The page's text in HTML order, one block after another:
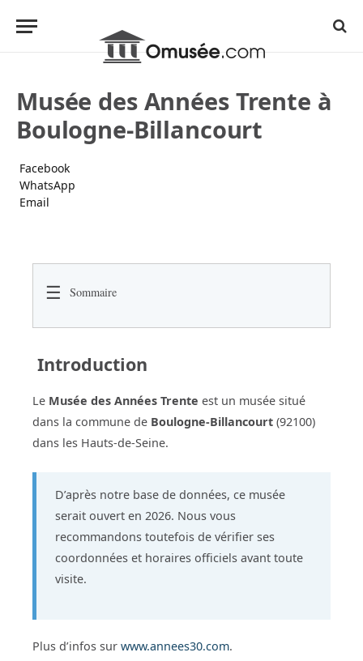
Musée des Années Trente à
Boulogne-Billancourt
Facebook
WhatsApp
Email
☰ Sommaire
Introduction
Le Musée des Années Trente est un musée situé
dans la commune de Boulogne-Billancourt (92100)
dans les Hauts-de-Seine.
D’après notre base de données, ce musée
serait ouvert en 2026. Nous vous
recommandons toutefois de vérifier ses
coordonnées et horaires officiels avant toute
visite.
Plus d’infos sur www.annees30.com.